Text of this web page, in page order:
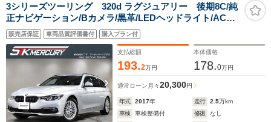
3シリーズツーリング 320d ラグジュアリー 後期8C/純
正ナビゲーション/Bカメラ/黒革/LEDヘッドライト/ACC/
レーンアシスト/BSM/ミラーETC/Pシート/シートH/Pトラ
ンク/リアコーナーセンサー/ブルートゥース/17インチAW/
禁煙
販売店保証 車両品質評価書付 購入プラン付
支払総額
193.2万円
本体価格
178.0万円
通常ローン 月々20,300円
年式 2017年 走行 2.5万km
車検
車検整備付 修復
なし